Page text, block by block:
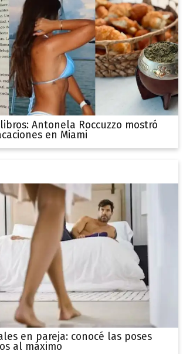
Antonela Roccuzzo mostró
en Miami
en pareja: conocé las poses
al máximo